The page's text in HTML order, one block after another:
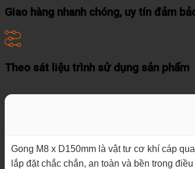
Giao hàng nhanh chóng, uy tín đảm
Theo sát liệu trình sử dụng sản phẩm
Gong M8 x D150mm là vật tư cơ khí cáp
lắp đặt chắc chắn, an toàn và bền trong